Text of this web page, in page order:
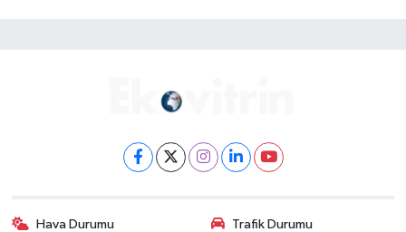
Hava Durumu Trafik Durumu